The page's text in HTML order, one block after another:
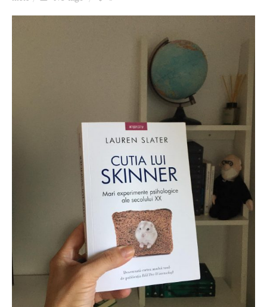
Ziua culorii